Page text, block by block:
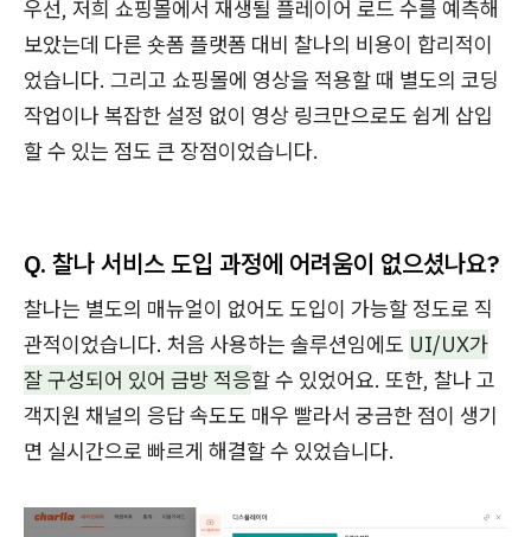
우선, 저희 쇼핑몰에서 재생될 플레이어 로드 수를 예측해
보았는데 다른 숏폼 플랫폼 대비 찰나의 비용이 합리적이
었습니다. 그리고 쇼핑몰에 영상을 적용할 때 별도의 코딩
작업이나 복잡한 설정 없이 영상 링크만으로도 쉽게 삽입
할 수 있는 점도 큰 장점이었습니다.
Q. 찰나 서비스 도입 과정에 어려움이 없으셨나요?
찰나는 별도의 매뉴얼이 없어도 도입이 가능할 정도로 직
관적이었습니다. 처음 사용하는 솔루션임에도 UI/UX가
잘 구성되어 있어 금방 적응할 수 있었어요. 또한, 찰나 고
객지원 채널의 응답 속도도 매우 빨라서 궁금한 점이 생기
면 실시간으로 빠르게 해결할 수 있었습니다.